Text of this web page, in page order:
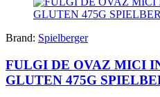
Brand: Spielberger
FULGI DE OVAZ MICI
GLUTEN 475G